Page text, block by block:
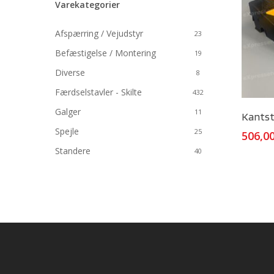
Varekategorier
Afspærring / Vejudstyr 23
Befæstigelse / Montering 19
Diverse 8
Færdselstavler - Skilte 432
Galger 11
Spejle 25
Standere 40